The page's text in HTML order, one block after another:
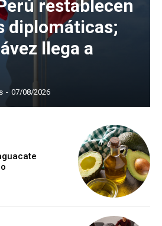
restablecen
diplomáticas;
llega a
- 07/08/2026